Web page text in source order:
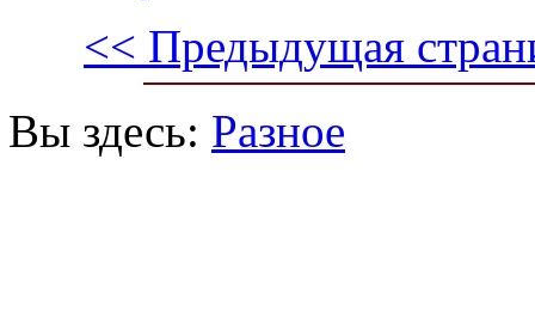
<< Предыдущая
Вы здесь: Разное